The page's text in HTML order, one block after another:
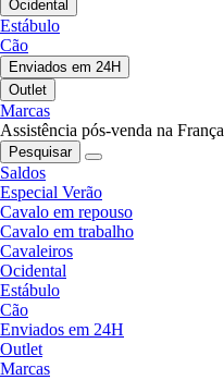
Ocidental
Estábulo
Cão
Enviados em 24H
Outlet
Marcas
Assistência pós-venda na França
Pesquisar
Saldos
Especial Verão
Cavalo em repouso
Cavalo em trabalho
Cavaleiros
Ocidental
Estábulo
Cão
Enviados em 24H
Outlet
Marcas